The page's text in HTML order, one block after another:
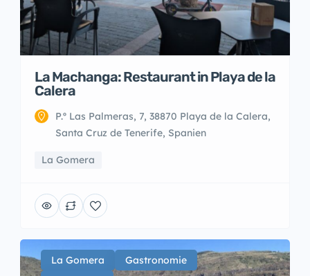
La Machanga: Restaurant in Playa de la
Calera
P.º Las Palmeras, 7, 38870 Playa de la Calera,
Santa Cruz de Tenerife, Spanien
La Gomera
La Gomera
Gastronomie